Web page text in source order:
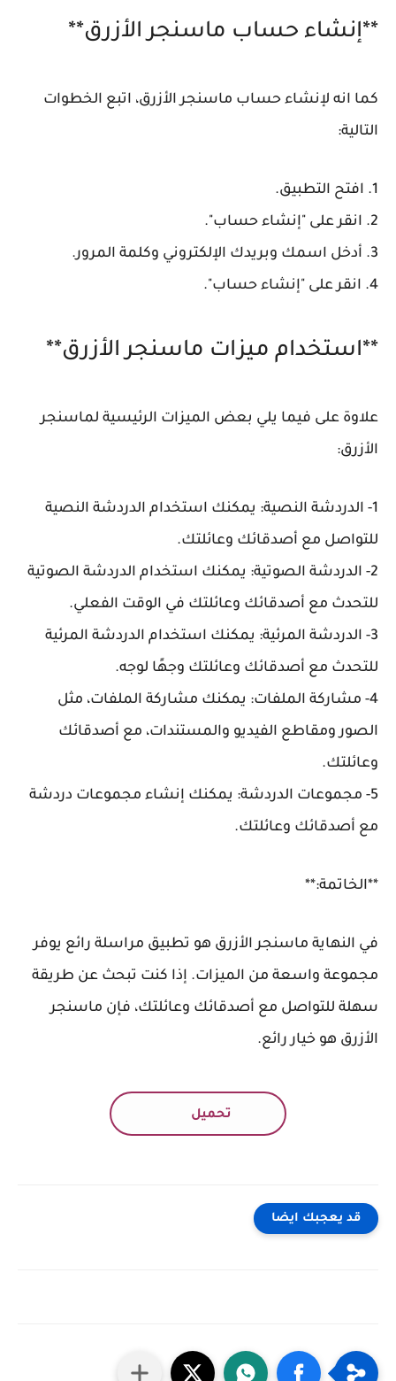
**إنشاء حساب ماسنجر الأزرق**
كما انه لإنشاء حساب ماسنجر الأزرق، اتبع الخطوات
التالية:
1. افتح التطبيق.
2. انقر على "إنشاء حساب".
3. أدخل اسمك وبريدك الإلكتروني وكلمة المرور.
4. انقر على "إنشاء حساب".
**استخدام ميزات ماسنجر الأزرق**
علاوة على فيما يلي بعض الميزات الرئيسية لماسنجر
الأزرق:
1- الدردشة النصية: يمكنك استخدام الدردشة النصية
للتواصل مع أصدقائك وعائلتك.
2- الدردشة الصوتية: يمكنك استخدام الدردشة الصوتية
للتحدث مع أصدقائك وعائلتك في الوقت الفعلي.
3- الدردشة المرئية: يمكنك استخدام الدردشة المرئية
للتحدث مع أصدقائك وعائلتك وجهًا لوجه.
4- مشاركة الملفات: يمكنك مشاركة الملفات، مثل
الصور ومقاطع الفيديو والمستندات، مع أصدقائك
وعائلتك.
5- مجموعات الدردشة: يمكنك إنشاء مجموعات دردشة
مع أصدقائك وعائلتك.
**الخاتمة:**
في النهاية ماسنجر الأزرق هو تطبيق مراسلة رائع يوفر
مجموعة واسعة من الميزات. إذا كنت تبحث عن طريقة
سهلة للتواصل مع أصدقائك وعائلتك، فإن ماسنجر
الأزرق هو خيار رائع.
تحميل
قد يعجبك ايضا